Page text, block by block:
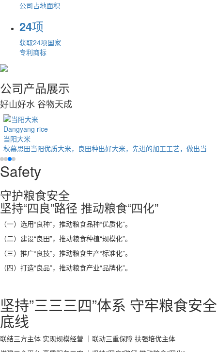
公司占地面积
24项
获取24项国家
专利商标
公司产品展示
好山好水 谷物天成
Dangyang rice
当阳大米
秋慕思田当阳优质大米，良田种出好大米，先进的加工工艺，做出当
Safety
守护粮食安全
坚持“四良”路径 推动粮食“四化”
（一）选用“良种”，推动粮食品种“优质化”。
（二）建设“良田”，推动粮食种植“规模化”。
（三）推广“良技”，推动粮食生产“标准化”。
（四）打造“良品”，推动粮食产业“品牌化”。
坚持”三三三四”体系 守牢粮食安全
底线
联结三方主体 实现规模经营 ｜联动三重保障 扶强培优主体